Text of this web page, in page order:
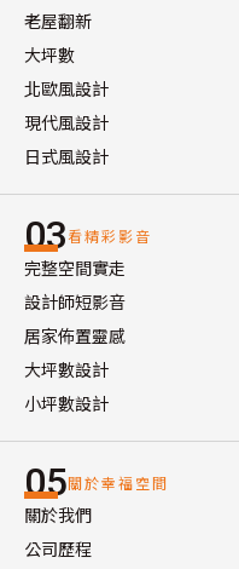
老屋翻新
大坪數
北歐風設計
現代風設計
日式風設計
03看精彩影音
完整空間實走
設計師短影音
居家佈置靈感
大坪數設計
小坪數設計
05關於幸福空間
關於我們
公司歷程